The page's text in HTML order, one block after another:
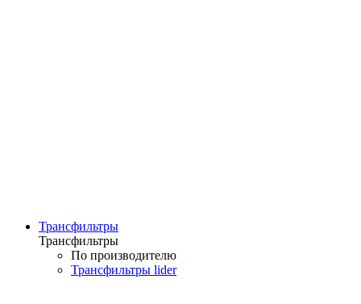
Трансфильтры
Трансфильтры
По производителю
Трансфильтры lider